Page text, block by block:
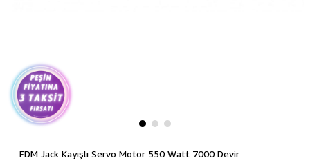
FDM Jack Kayışlı Servo Motor 550 Watt 7000 Devir